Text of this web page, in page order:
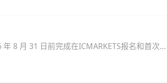
8 月 31 日前完成在ICMARKETS报名和首次入